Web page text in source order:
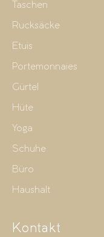
Taschen
Rucksäcke
Etuis
Portemonnaies
Gürtel
Hüte
Yoga
Schuhe
Büro
Haushalt
Kontakt